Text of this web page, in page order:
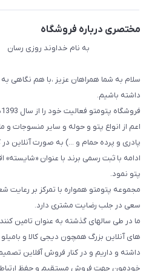
مختصری درباره فروشگاه
به نام خداوند روزی رسان
سلام به شما همراهان عزیز ،با هم نگاهی
داشته باشیم.
اعم از انواع پتو و حوله و سایر منسوجات و
پادری و پرده حمام و ...) به صورت آنلاین در
ادامه با ثبت رسمی برند با عنوان «شایسته»
پتو نمود.
مجموعه پتومتو همواره با تمرکز بر رعایت
سعی در جلب رضایت مشتری دارد.
ما در طی سالهای گذشته به عنوان تامین
های آنلاین بزرگ همچون دیجی کالا و
داشته و داریم و در کنار فروش آفلاین
خودمون جهت فروش مستقیم و حفظ ارتباط